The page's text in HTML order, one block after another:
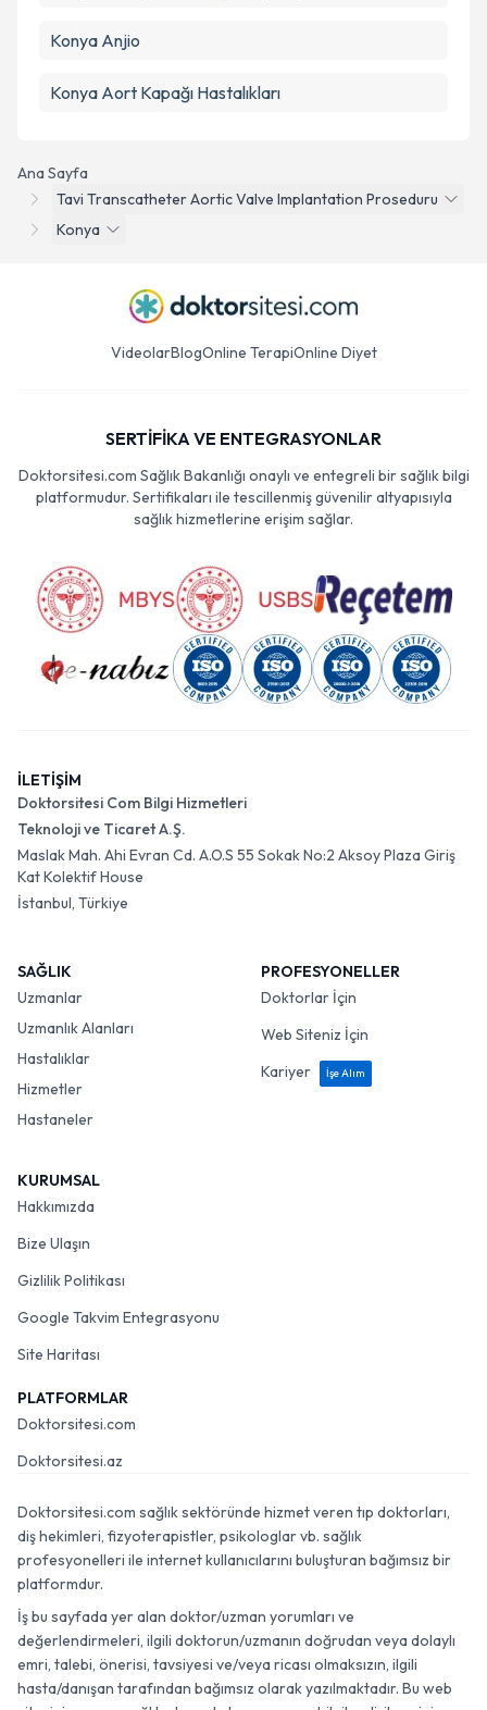
Ana Sayfa
Tavi Transcatheter Aortic Valve Implantation Proseduru
Konya
Konya Anjio
Konya Aort Kapağı Hastalıkları
VideolarBlogOnline TerapiOnline Diyet
SERTİFİKA VE ENTEGRASYONLAR
Doktorsitesi.com Sağlık Bakanlığı onaylı ve entegreli bir sağlık bilgi
platformudur. Sertifikaları ile tescillenmiş güvenilir altyapısıyla
sağlık hizmetlerine erişim sağlar.
İLETİŞİM
Doktorsitesi Com Bilgi Hizmetleri
Teknoloji ve Ticaret A.Ş.
Maslak Mah. Ahi Evran Cd. A.O.S 55 Sokak No:2 Aksoy Plaza Giriş
Kat Kolektif House
İstanbul, Türkiye
SAĞLIK
Uzmanlar
Uzmanlık Alanları
Hastalıklar
Hizmetler
Hastaneler
PROFESYONELLER
Doktorlar İçin
Web Siteniz İçin
Kariyer
İşe Alım
KURUMSAL
Hakkımızda
Bize Ulaşın
Gizlilik Politikası
Google Takvim Entegrasyonu
Site Haritası
PLATFORMLAR
Doktorsitesi.com
Doktorsitesi.az
Doktorsitesi.com sağlık sektöründe hizmet veren tıp doktorları,
diş hekimleri, fizyoterapistler, psikologlar vb. sağlık
profesyonelleri ile internet kullanıcılarını buluşturan bağımsız bir
platformdur.
İş bu sayfada yer alan doktor/uzman yorumları ve
değerlendirmeleri, ilgili doktorun/uzmanın doğrudan veya dolaylı
emri, talebi, önerisi, tavsiyesi ve/veya ricası olmaksızın, ilgili
hasta/danışan tarafından bağımsız olarak yazılmaktadır. Bu web